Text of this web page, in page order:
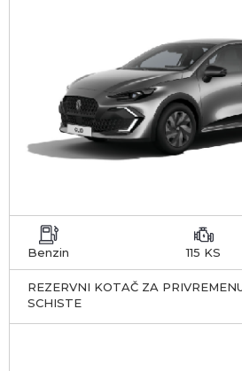
Benzin 115 KS
REZERVNI KOTAČ ZA
SCHISTE